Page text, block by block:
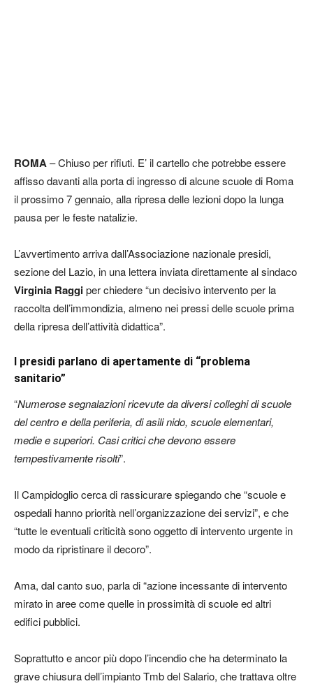
ROMA– Chiuso per rifiuti. E’ il cartello che potrebbe essere
affisso davanti alla porta di ingresso di alcune scuole di Roma
il prossimo 7 gennaio, alla ripresa delle lezioni dopo la lunga
pausa per le feste natalizie.
L’avvertimento arriva dall’Associazione nazionale presidi,
sezione del Lazio, in una lettera inviata direttamente al sindaco
Virginia Raggiper chiedere “un decisivo intervento per la
raccolta dell’immondizia, almeno nei pressi delle scuole prima
della ripresa dell’attività didattica”.
I presidi parlano di apertamente di “problema
sanitario”
“Numerose segnalazioni ricevute da diversi colleghi di scuole
del centro e della periferia, di asili nido, scuole elementari,
medie e superiori. Casi critici che devono essere
tempestivamente risolti”.
Il Campidoglio cerca di rassicurare spiegando che “scuole e
ospedali hanno priorità nell’organizzazione dei servizi”, e che
“tutte le eventuali criticità sono oggetto di intervento urgente in
modo da ripristinare il decoro”.
Ama, dal canto suo, parla di “azione incessante di intervento
mirato in aree come quelle in prossimità di scuole ed altri
edifici pubblici.
Soprattutto e ancor più dopo l’incendio che ha determinato la
grave chiusura dell’impianto Tmb del Salario, che trattava oltre